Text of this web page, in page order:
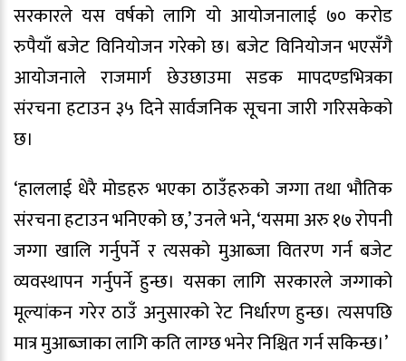
सरकारले यस वर्षको लागि यो आयोजनालाई ७० करोड
रुपैयाँ बजेट विनियोजन गरेको छ। बजेट विनियोजन भएसँगै
आयोजनाले राजमार्ग छेउछाउमा सडक मापदण्डभित्रका
संरचना हटाउन ३५ दिने सार्वजनिक सूचना जारी गरिसकेको
छ।
‘हाललाई धेरै मोडहरु भएका ठाउँहरुको जग्गा तथा भौतिक
संरचना हटाउन भनिएको छ,’ उनले भने, ‘यसमा अरु १७ रोपनी
जग्गा खालि गर्नुपर्ने र त्यसको मुआब्जा वितरण गर्न बजेट
व्यवस्थापन गर्नुपर्ने हुन्छ। यसका लागि सरकारले जग्गाको
मूल्यांकन गरेर ठाउँ अनुसारको रेट निर्धारण हुन्छ। त्यसपछि
मात्र मुआब्जाका लागि कति लाग्छ भनेर निश्चित गर्न सकिन्छ।’